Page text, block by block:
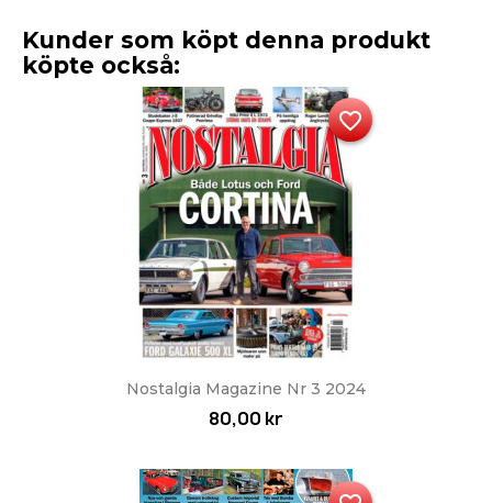
Kunder som köpt denna produkt
köpte också:
Nostalgia Magazine Nr 3 2024
80,00 kr
favorite_border